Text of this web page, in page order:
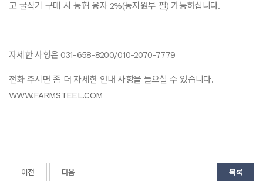
고 굴삭기 구매 시 농협 융자 2%(농지원부 필) 가능하십니다.
자세한 사항은 031-658-8200/010-2070-7779
전화 주시면 좀 더 자세한 안내 사항을 들으실 수 있습니다.
WWW.FARMSTEEL.COM
이전 다음 목록